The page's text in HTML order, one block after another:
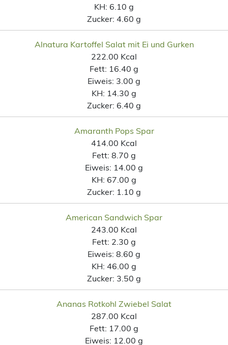
KH: 6.10 g
Zucker: 4.60 g
Alnatura Kartoffel Salat mit Ei und Gurken
222.00 Kcal
Fett: 16.40 g
Eiweis: 3.00 g
KH: 14.30 g
Zucker: 6.40 g
Amaranth Pops Spar
414.00 Kcal
Fett: 8.70 g
Eiweis: 14.00 g
KH: 67.00 g
Zucker: 1.10 g
American Sandwich Spar
243.00 Kcal
Fett: 2.30 g
Eiweis: 8.60 g
KH: 46.00 g
Zucker: 3.50 g
Ananas Rotkohl Zwiebel Salat
287.00 Kcal
Fett: 17.00 g
Eiweis: 12.00 g